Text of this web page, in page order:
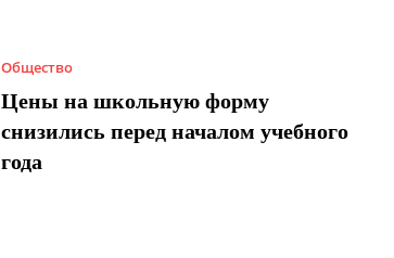
Общество
Цены на школьную форму
снизились перед началом учебного
года